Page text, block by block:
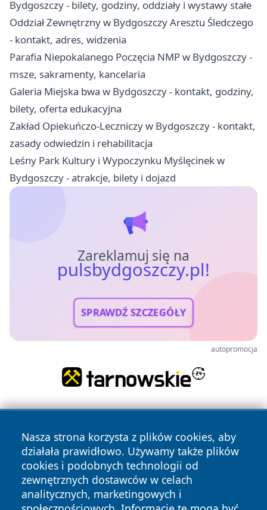
Bydgoszczy - bilety, godziny, oddziały i wystawy stałe
Oddział Zewnętrzny w Bydgoszczy Aresztu Śledczego
- kontakt, adres, widzenia
Parafia Niepokalanego Poczęcia NMP w Bydgoszczy -
msze, sakramenty, kancelaria
Galeria Miejska bwa w Bydgoszczy - kontakt, godziny,
bilety, oferta edukacyjna
Zakład Opiekuńczo-Leczniczy w Bydgoszczy - kontakt,
zasady odwiedzin i rehabilitacja
Leśny Park Kultury i Wypoczynku Myślęcinek w
Bydgoszczy - atrakcje, bilety i dojazd
Zareklamuj się na
pulsbydgoszczy.pl!
SPRAWDŹ SZCZEGÓŁY
autopromocja
Nasza strona korzysta z plików cookies, aby
działała prawidłowo. Używamy także plików
cookies i podobnych technologii od
zewnętrznych dostawców w celach
analitycznych, marketingowych i
Copyright © 2026 pulsbydgoszczy.pl Wszystkie prawa
zastrzeżone.